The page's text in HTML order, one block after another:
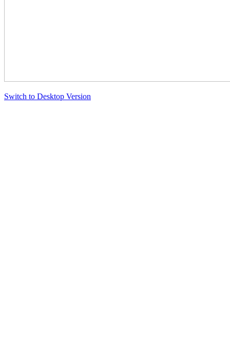
Switch to Desktop Version